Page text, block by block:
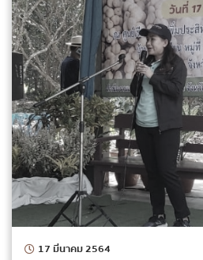
17 มีนาคม 2564